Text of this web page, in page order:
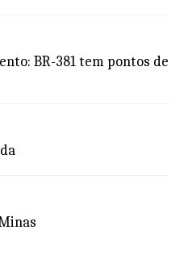
BR-381 tem pontos de